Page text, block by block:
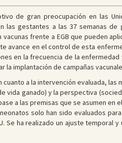
de gran preocupación en las
las gestantes a las 37 semanas
frente a EGB que pueden
avance en el control de esta
en la frecuencia de la
implantación de campañas
a la intervención evaluada, las
ganado) y la perspectiva
a las premisas que se asumen en
solo han sido evaluados
Se ha realizado un ajuste temporal